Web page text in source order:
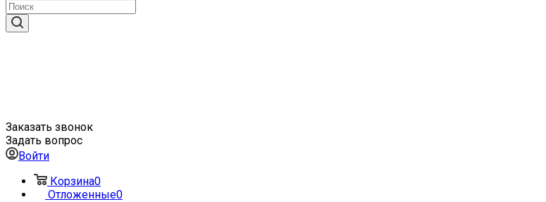
Заказать звонок
Задать вопрос
Войти
Корзина0
Отложенные0